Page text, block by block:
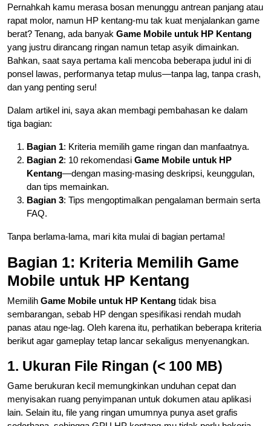
Pernahkah kamu merasa bosan menunggu antrean panjang atau
rapat molor, namun HP kentang-mu tak kuat menjalankan game
berat? Tenang, ada banyak Game Mobile untuk HP Kentang
yang justru dirancang ringan namun tetap asyik dimainkan.
Bahkan, saat saya pertama kali mencoba beberapa judul ini di
ponsel lawas, performanya tetap mulus—tanpa lag, tanpa crash,
dan yang penting seru!
Dalam artikel ini, saya akan membagi pembahasan ke dalam
tiga bagian:
Bagian 1: Kriteria memilih game ringan dan manfaatnya.
Bagian 2: 10 rekomendasi Game Mobile untuk HP
Kentang—dengan masing-masing deskripsi, keunggulan,
dan tips memainkan.
Bagian 3: Tips mengoptimalkan pengalaman bermain serta
FAQ.
Tanpa berlama-lama, mari kita mulai di bagian pertama!
Bagian 1: Kriteria Memilih Game
Mobile untuk HP Kentang
Memilih Game Mobile untuk HP Kentang tidak bisa
sembarangan, sebab HP dengan spesifikasi rendah mudah
panas atau nge-lag. Oleh karena itu, perhatikan beberapa kriteria
berikut agar gameplay tetap lancar sekaligus menyenangkan.
1. Ukuran File Ringan (< 100 MB)
Game berukuran kecil memungkinkan unduhan cepat dan
menyisakan ruang penyimpanan untuk dokumen atau aplikasi
lain. Selain itu, file yang ringan umumnya punya aset grafis